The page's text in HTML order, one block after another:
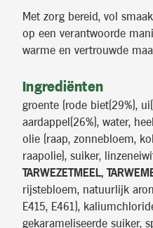
Met zorg bereid, vol
op een verantwoorde
warme en vertrouwde
Ingrediënten
groente (rode biet(29%),
aardappel(26%), water,
olie (raap, zonnebloem,
raapolie), suiker,
TARWEZETMEEL,
rijstebloem, natuurlijk
E415, E461),
gekarameliseerde suiker,